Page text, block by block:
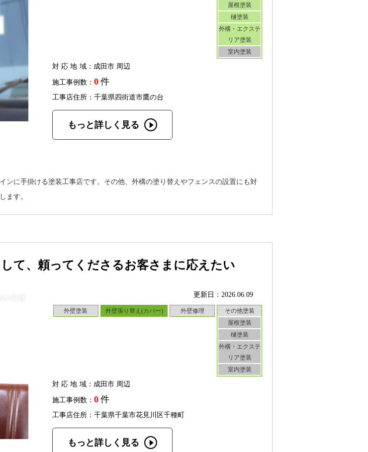
屋根塗装
樋塗装
外構・エクステ
リア塗装
室内塗装
対応地域：成田市 周辺
施工事例数： 0 件
工事店住所：千葉県四街道市鷹の台
もっと詳しく見る
ンに手掛ける塗装工事店です。その他、外構の塗り替えやフェンスの設置にも対
ます。
て、頼ってくださるお客さまに応えたい
更新日：2026.06.09
外壁塗装 外壁張り替え(カバー) 外壁修理
その他塗装
屋根塗装
樋塗装
外構・エクステ
リア塗装
室内塗装
対応地域：成田市 周辺
施工事例数： 0 件
工事店住所：千葉県千葉市花見川区千種町
もっと詳しく見る